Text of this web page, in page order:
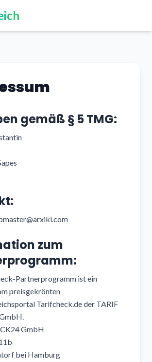
gemäß § 5 TMG:
zum
Partnerprogramm ist ein
preisgekrönten
Tarifcheck.de der TARIF
GmbH
bei Hamburg